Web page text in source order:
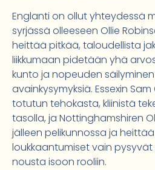
Englanti on ollut yhteydessä
syrjässä olleeseen Ollie
heittää pitkää, taloudellista
liikkumaan pidetään yhä
kunto ja nopeuden
avainkysymyksiä. Essexin
totutun tehokasta, kliinistä
tasolla, ja Nottinghamshiren
jälleen pelikunnossa ja
loukkaantumiset vain
nousta isoon rooliin.